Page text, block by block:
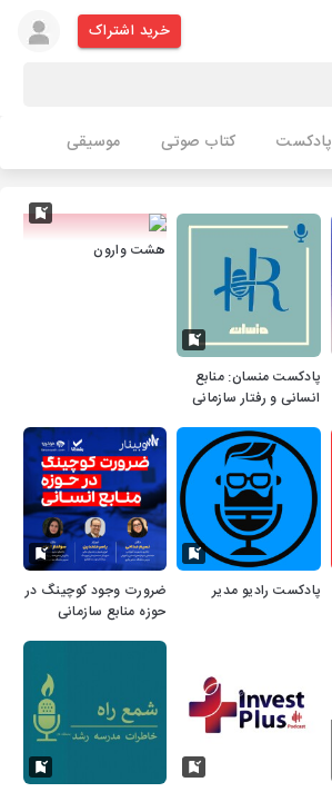
خرید اشتراک
پادکست کتاب صوتی موسیقی
پادکست منسان: منابع
انسانی و رفتار سازمانی
هشت وارون
پادکست رادیو مدیر
ضرورت وجود کوچینگ در
حوزه منابع سازمانی